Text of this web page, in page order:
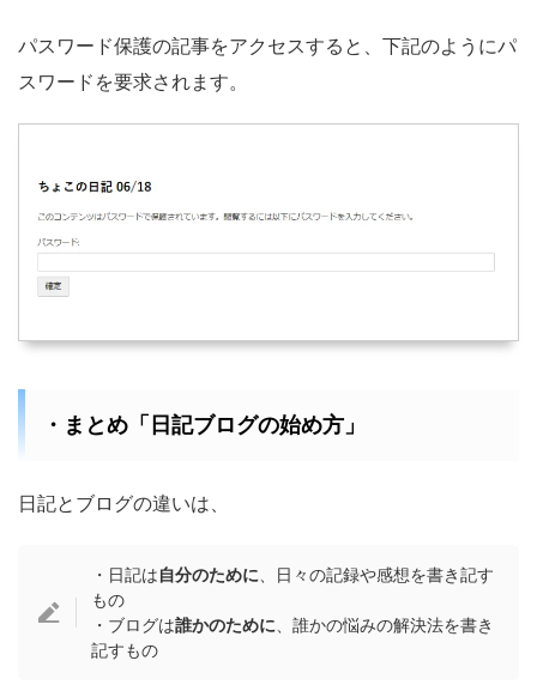
パスワード保護の記事をアクセスすると、下記のようにパ
スワードを要求されます。
・まとめ「日記ブログの始め方」
日記とブログの違いは、
・日記は自分のために 、日々の記録や感想を書き記す
もの
・ブログは誰かのために 、誰かの悩みの解決法を書き
記すもの